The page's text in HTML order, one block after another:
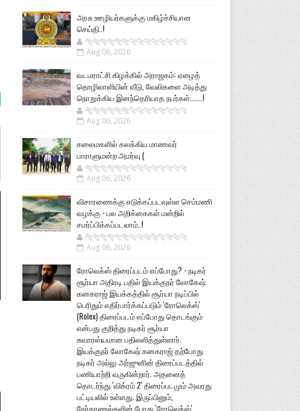
அரசு ஊழியர்களுக்கு மகிழ்ச்சியான
செய்தி..!
🐅🐅🐅🐅🐅🐅🐆🐆🐆🐆🐆🐆🐆🐆
Aug 06, 2026
வடமராட்சி கிழக்கில் அராஜகம்: ஏழைத்
தொழிலாளியின் வீடு, வேலிகளை அடித்து
நொறுக்கிய இனந்தெரியாத நபர்கள்.......!
🐅🐅🐅🐅🐅🐅🐆🐆🐆🐆🐆🐆🐆🐆
Aug 06, 2026
கலைமகளில் கலக்கிய மாணவர்
பாராளுமன்ற அமர்வு (
🐅🐅🐅🐅🐅🐅🐆🐆🐆🐆🐆🐆🐆🐆
Aug 06, 2026
விசாரணைக்கு எடுக்கப்படவுள்ள செம்மணி
வழக்கு - பல அறிக்கைகள் மன்றில்
சமர்ப்பிக்கப்படலாம்..!
🐅🐅🐅🐅🐅🐅🐆🐆🐆🐆🐆🐆🐆🐆
Aug 06, 2026
ரோலெக்ஸ் திரைப்படம் எப்போது? - நடிகர்
சூர்யா அதிரடி பதில் இயக்குநர் லோகேஷ்
கனகராஜ் இயக்கத்தில் சூர்யா நடிப்பில்
பெரிதும் எதிர்பார்க்கப்படும் 'ரோலெக்ஸ்'
(Rolex) திரைப்படம் எப்போது தொடங்கும்
என்பது குறித்து நடிகர் சூர்யா
சுவாரஸ்யமான பதிலளித்துள்ளார்.
இயக்குநர் லோகேஷ் கனகராஜ் தற்போது
நடிகர் அல்லு அர்ஜுனின் திரைப்படத்தில்
பணியாற்றி வருகின்றார். அதனைத்
தொடர்ந்து 'விக்ரம் 2' திரைப்படமும் அவரது
பட்டியலில் உள்ளது. இருப்பினும்,
நேர்காணல்களின் போது 'ரோலெக்ஸ்'